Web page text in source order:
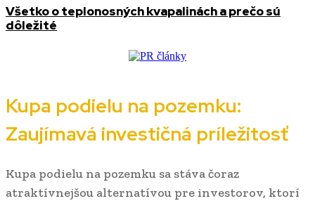
Všetko o teplonosných kvapalinách a prečo sú
dôležité
Kupa podielu na pozemku:
Zaujímavá investičná príležitosť
Kupa podielu na pozemku sa stáva čoraz
atraktívnejšou alternatívou pre investorov, ktorí